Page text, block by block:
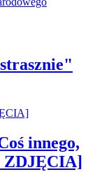
innego,
ZDJĘCIA]